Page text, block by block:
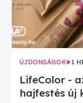
ÚJDONSÁGOK 1
LifeColor -
hajfestés új